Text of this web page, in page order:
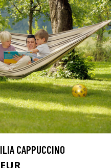
CAPPUCCINO